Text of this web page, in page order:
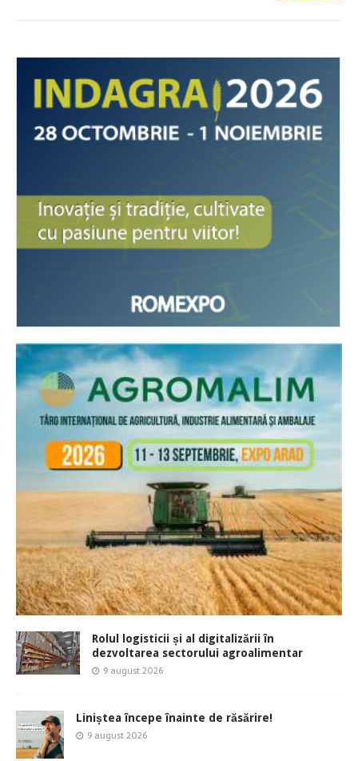
Rolul logisticii și al digitalizării în
dezvoltarea sectorului agroalimentar
9 august 2026
Liniștea începe înainte de răsărire!
9 august 2026